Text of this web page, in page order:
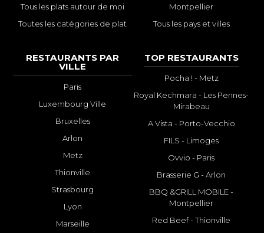
Tous les plats autour de moi
Toutes les catégories de plat
Montpellier
Tous les pays et villes
RESTAURANTS PAR
VILLE
Paris
Luxembourg Ville
Bruxelles
Arlon
Metz
Thionville
Strasbourg
Lyon
Marseille
TOP RESTAURANTS
Pocha ! - Metz
Royal Kechmara - Les Pennes-
Mirabeau
A Vista - Porto-Vecchio
FILS - Limoges
Ovvio - Paris
Brasserie G - Arlon
BBQ &GRILL MOBILE -
Montpellier
Red Beef - Thionville